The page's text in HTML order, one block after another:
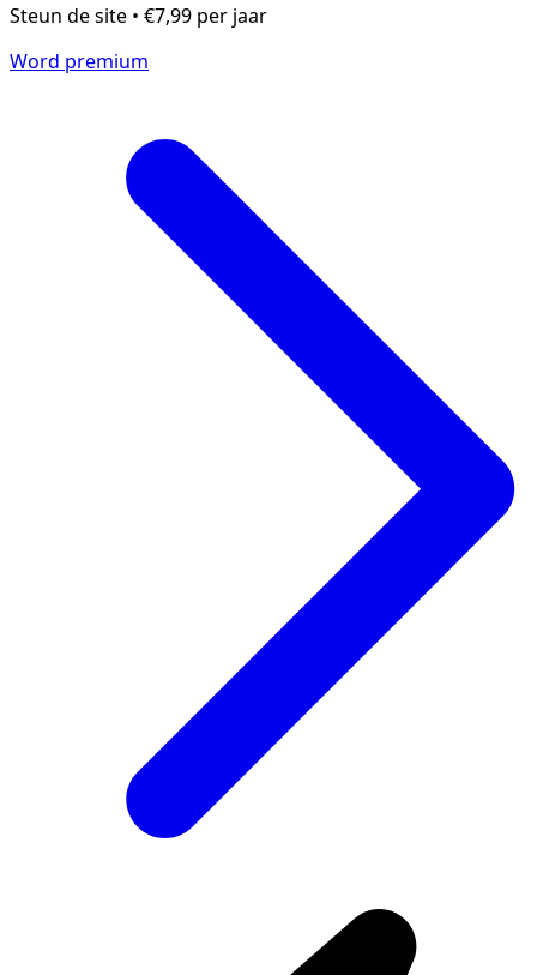
Steun de site • €7,99 per jaar
Word premium